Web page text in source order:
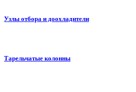
Узлы отбора и доохладители
Тарельчатые колонны